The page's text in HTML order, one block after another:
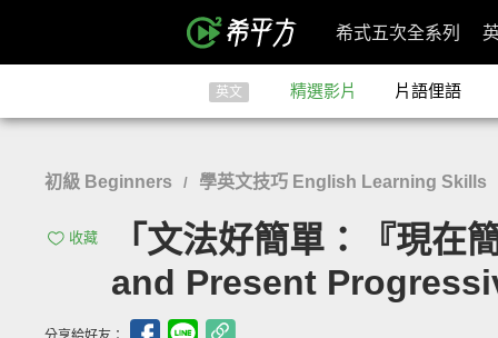
希式五次全系列
英文 精選影片 片語俚語
初級 Beginners / 學英文技巧 English Learning Skills
收藏
「文法好簡單：『現
and Present